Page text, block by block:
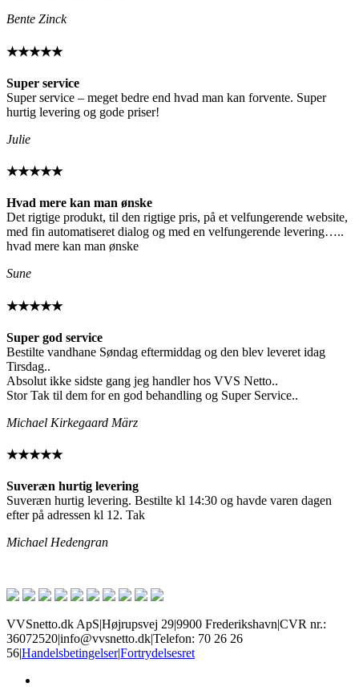
Bente Zinck
★★★★★
Super service
Super service – meget bedre end hvad man kan forvente. Super
hurtig levering og gode priser!
Julie
★★★★★
Hvad mere kan man ønske
Det rigtige produkt, til den rigtige pris, på et velfungerende website,
med fin automatiseret dialog og med en velfungerende levering…..
hvad mere kan man ønske
Sune
★★★★★
Super god service
Bestilte vandhane Søndag eftermiddag og den blev leveret idag
Tirsdag..
Absolut ikke sidste gang jeg handler hos VVS Netto..
Stor Tak til dem for en god behandling og Super Service..
Michael Kirkegaard März
★★★★★
Suveræn hurtig levering
Suveræn hurtig levering. Bestilte kl 14:30 og havde varen dagen
efter på adressen kl 12. Tak
Michael Hedengran
VVSnetto.dk ApS|Højrupsvej 29|9900 Frederikshavn|CVR nr.:
36072520|info@vvsnetto.dk|Telefon: 70 26 26
56|Handelsbetingelser|Fortrydelsesret